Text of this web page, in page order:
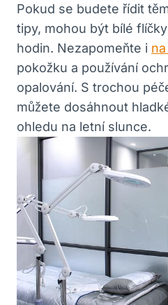
Pokud se budete řídit
tipy, mohou ⁢být bílé
hodin. Nezapomeňte i
⁢pokožku a ‍používání
opalování. S trochou
můžete dosáhnout
⁣ohledu na letní slunce.